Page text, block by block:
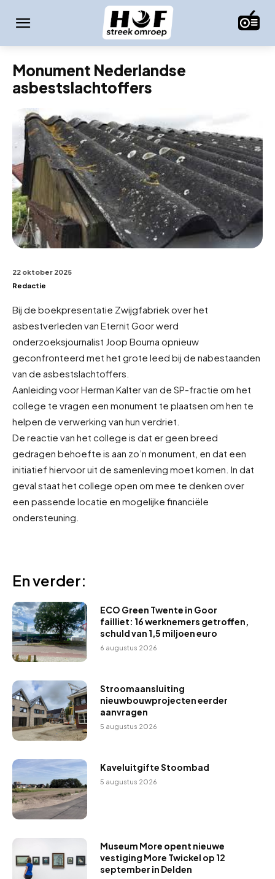
Monument Nederlandse
asbestslachtoffers
22 oktober 2025
Redactie
Bij de boekpresentatie Zwijgfabriek over het
asbestverleden van Eternit Goor werd
onderzoeksjournalist Joop Bouma opnieuw
geconfronteerd met het grote leed bij de nabestaanden
van de asbestslachtoffers.
Aanleiding voor Herman Kalter van de SP-fractie om het
college te vragen een monument te plaatsen om hen te
helpen de verwerking van hun verdriet.
De reactie van het college is dat er geen breed
gedragen behoefte is aan zo’n monument, en dat een
initiatief hiervoor uit de samenleving moet komen. In dat
geval staat het college open om mee te denken over
een passende locatie en mogelijke financiële
ondersteuning.
En verder:
ECO Green Twente in Goor
failliet: 16 werknemers getroffen,
schuld van 1,5 miljoen euro
6 augustus 2026
Stroomaansluiting
nieuwbouwprojecten eerder
aanvragen
5 augustus 2026
Kaveluitgifte Stoombad
5 augustus 2026
Museum More opent nieuwe
vestiging More Twickel op 12
september in Delden